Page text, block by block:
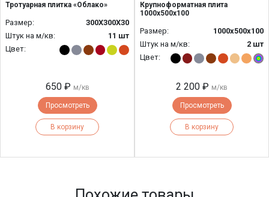
Тротуарная плитка «Облако»
Размер:
300Х300Х30
Штук на м/кв:
11 шт
Цвет:
650 ₽ м/кв
Просмотреть
В корзину
Крупноформатная плита
1000х500х100
Размер:
1000х500х100
Штук на м/кв:
2 шт
Цвет:
2 200 ₽ м/кв
Просмотреть
В корзину